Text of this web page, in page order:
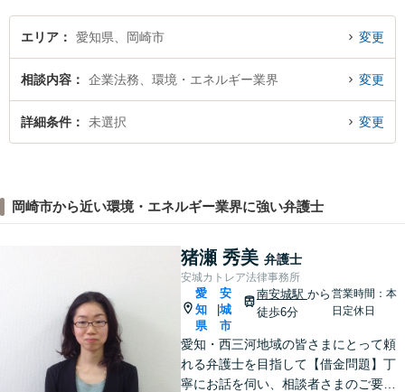
エリア 愛知県、岡崎市 変更
相談内容 企業法務、環境・エネルギー業界 変更
詳細条件 未選択 変更
岡崎市から近い環境・エネルギー業界に強い弁護士
猪瀬 秀美 弁護士
安城カトレア法律事務所
愛
知
県
|
安
城
市
南安城駅 から
徒歩6分
営業時間：本
日定休日
愛知・西三河地域の皆さまにとって頼
れる弁護士を目指して【借金問題】丁
寧にお話を伺い、相談者さまのご要望